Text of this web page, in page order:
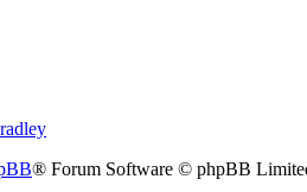
® Forum Software © phpBB